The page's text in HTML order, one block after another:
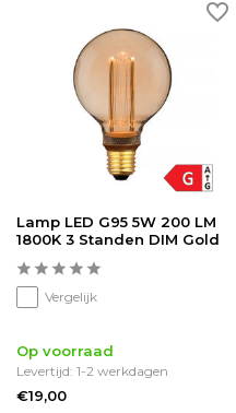
Lamp LED G95 5W 200 LM
1800K 3 Standen DIM Gold
Vergelijk
Op voorraad
Levertijd: 1-2 werkdagen
€19,00